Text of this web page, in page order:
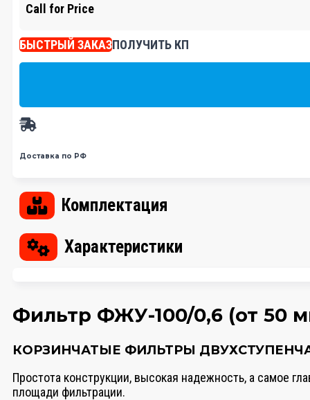
Call for Price
БЫСТРЫЙ ЗАКАЗПОЛУЧИТЬ КП
Доставка по РФ
Комплектация
Характеристики
Фильтр ФЖУ-100/0,6 (от 50
КОРЗИНЧАТЫЕ ФИЛЬТРЫ
Простота конструкции, высокая надежность, а самое
площади фильтрации.